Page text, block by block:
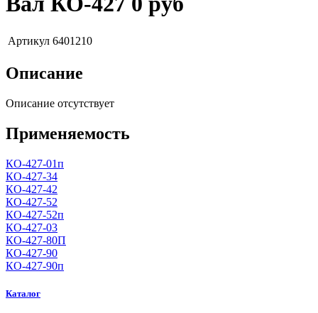
Артикул 6401210
Описание
Описание отсутствует
Применяемость
КО-427-01п
КО-427-34
КО-427-42
КО-427-52
КО-427-52п
КО-427-03
КО-427-80П
КО-427-90
КО-427-90п
Каталог